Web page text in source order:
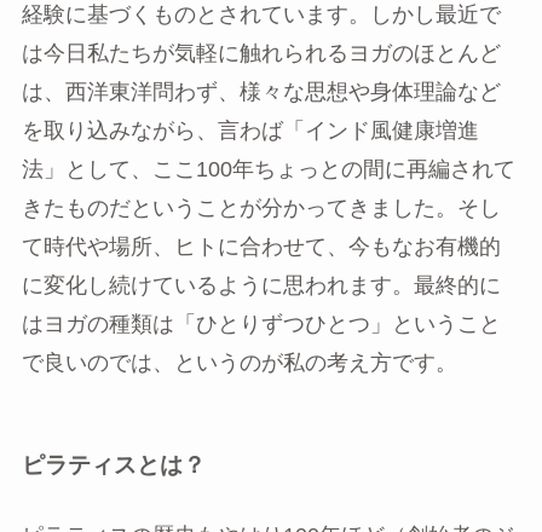
経験に基づくものとされています。しかし最近で
は今日私たちが気軽に触れられるヨガのほとんど
は、西洋東洋問わず、様々な思想や身体理論など
を取り込みながら、言わば「インド風健康増進
法」として、ここ100年ちょっとの間に再編されて
きたものだということが分かってきました。そし
て時代や場所、ヒトに合わせて、今もなお有機的
に変化し続けているように思われます。最終的に
はヨガの種類は「ひとりずつひとつ」ということ
で良いのでは、というのが私の考え方です。
ピラティスとは？